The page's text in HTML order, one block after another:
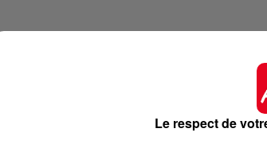
Le respect de